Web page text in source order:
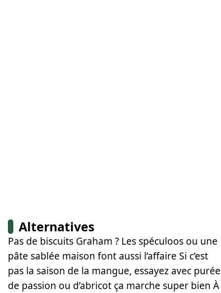
Alternatives
Pas de biscuits Graham ? Les spéculoos ou une
pâte sablée maison font aussi l’affaire Si c’est
pas la saison de la mangue, essayez avec purée
de passion ou d’abricot ça marche super bien À